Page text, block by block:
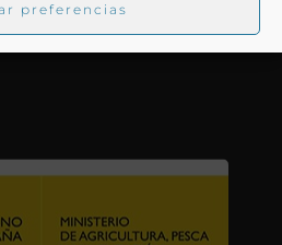
preferencias